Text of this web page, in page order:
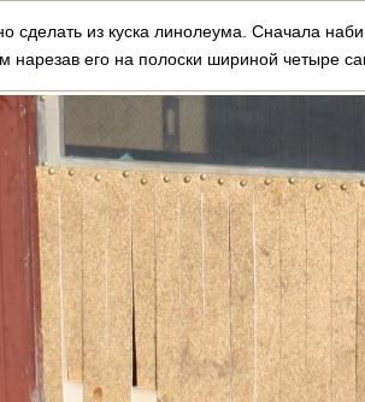
сделать из куска линолеума. Сначала
нарезав его на полоски шириной четыре